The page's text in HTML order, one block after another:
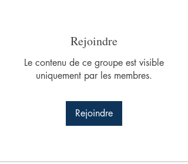
Rejoindre
Le contenu de ce groupe est visible
uniquement par les membres.
Rejoindre